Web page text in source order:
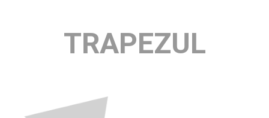
TRAPEZUL